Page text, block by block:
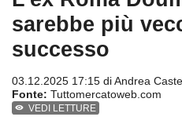
sarebbe più
successo
03.12.2025 17:15 diAndrea
Fonte: Tuttomercatoweb.com
VEDI LETTURE